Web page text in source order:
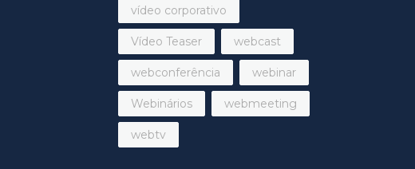
vídeo corporativo
Vídeo Teaser webcast
webconferência webinar
Webinários webmeeting
webtv